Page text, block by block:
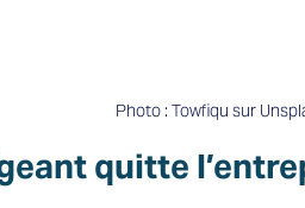
Photo : Towfiqu sur
quitte